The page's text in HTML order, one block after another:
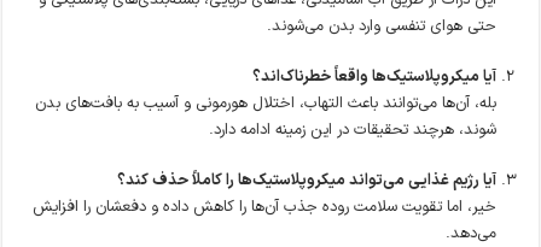
حتی هوای تنفسی وارد بدن می‌شوند.
آیا میکروپلاستیک‌ها واقعاً خطرناک‌اند؟
بله، آن‌ها می‌توانند باعث التهاب، اختلال هورمونی و آسیب به بافت‌های بدن
شوند، هرچند تحقیقات در این زمینه ادامه دارد.
آیا رژیم غذایی می‌تواند میکروپلاستیک‌ها را کاملاً حذف کند؟
خیر، اما تقویت سلامت روده جذب آن‌ها را کاهش داده و دفعشان را افزایش
می‌دهد.